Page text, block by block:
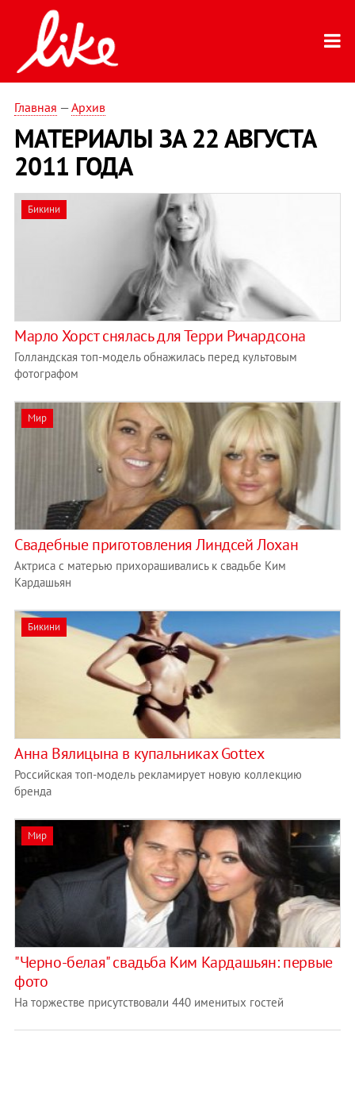
Главная —Архив
МАТЕРИАЛЫ ЗА 22 АВГУСТА
2011 ГОДА
Бикини
Марло Хорст снялась для Терри Ричардсона
Голландская топ-модель обнажилась перед культовым
фотографом
Мир
Свадебные приготовления Линдсей Лохан
Актриса с матерью прихорашивались к свадьбе Ким
Кардашьян
Бикини
Анна Вялицына в купальниках Gottex
Российская топ-модель рекламирует новую коллекцию
бренда
Мир
"Черно-белая" свадьба Ким Кардашьян: первые
фото
На торжестве присутствовали 440 именитых гостей